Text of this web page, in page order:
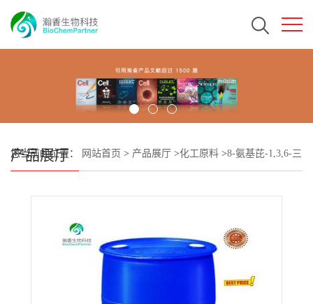
产品展厅
您当前的位置： 网站首页 > 产品展厅 >化工原料 >8-氨基芘-1,3,6-三